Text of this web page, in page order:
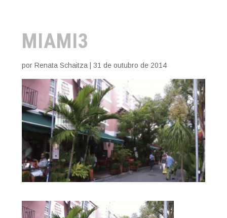
MIAMI3
por Renata Schaitza| 31 de outubro de 2014